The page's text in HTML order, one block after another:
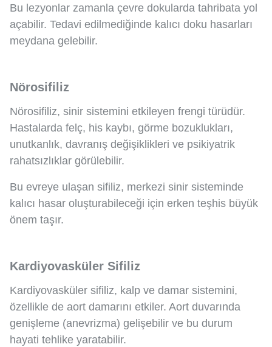
Bu lezyonlar zamanla çevre dokularda tahribata yol
açabilir. Tedavi edilmediğinde kalıcı doku hasarları
meydana gelebilir.
Nörosifiliz
Nörosifiliz, sinir sistemini etkileyen frengi türüdür.
Hastalarda felç, his kaybı, görme bozuklukları,
unutkanlık, davranış değişiklikleri ve psikiyatrik
rahatsızlıklar görülebilir.
Bu evreye ulaşan sifiliz, merkezi sinir sisteminde
kalıcı hasar oluşturabileceği için erken teşhis büyük
önem taşır.
Kardiyovasküler Sifiliz
Kardiyovasküler sifiliz, kalp ve damar sistemini,
özellikle de aort damarını etkiler. Aort duvarında
genişleme (anevrizma) gelişebilir ve bu durum
hayati tehlike yaratabilir.